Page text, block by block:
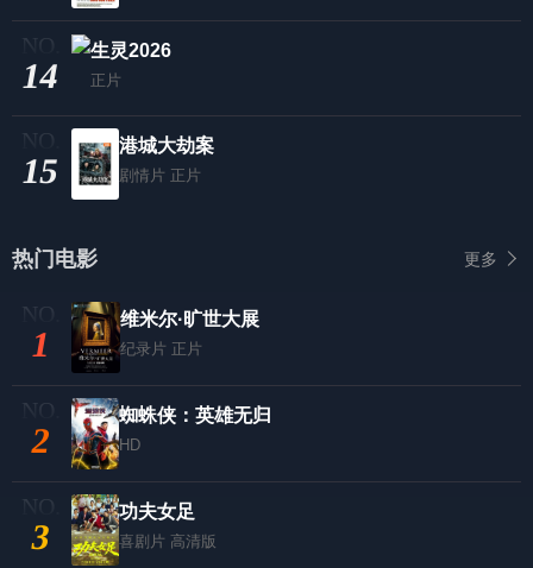
14
生灵2026
正片
15
港城大劫案
剧情片 正片
热门电影 更多
1
维米尔·旷世大展
纪录片 正片
2
蜘蛛侠：英雄无归
HD
3
功夫女足
喜剧片 高清版